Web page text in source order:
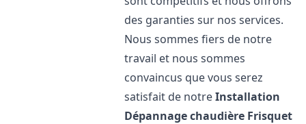
des garanties sur nos services.
Nous sommes fiers de notre
travail et nous sommes
convaincus que vous serez
satisfait de notreInstallation
Dépannage chaudière Frisquet